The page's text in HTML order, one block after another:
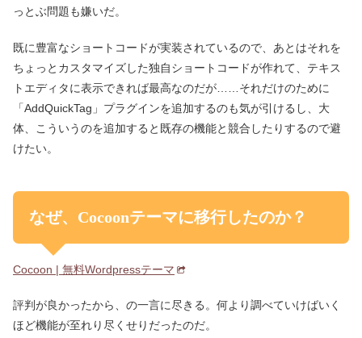
っとぶ問題も嫌いだ。
既に豊富なショートコードが実装されているので、あとはそれを
ちょっとカスタマイズした独自ショートコードが作れて、テキス
トエディタに表示できれば最高なのだが……それだけのために
「AddQuickTag」プラグインを追加するのも気が引けるし、大
体、こういうのを追加すると既存の機能と競合したりするので避
けたい。
なぜ、Cocoonテーマに移行したのか？
Cocoon | 無料Wordpressテーマ
評判が良かったから、の一言に尽きる。何より調べていけばいく
ほど機能が至れり尽くせりだったのだ。